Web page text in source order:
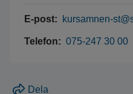
E-post: kursamnen-
Telefon: 075-247 30 00
Dela